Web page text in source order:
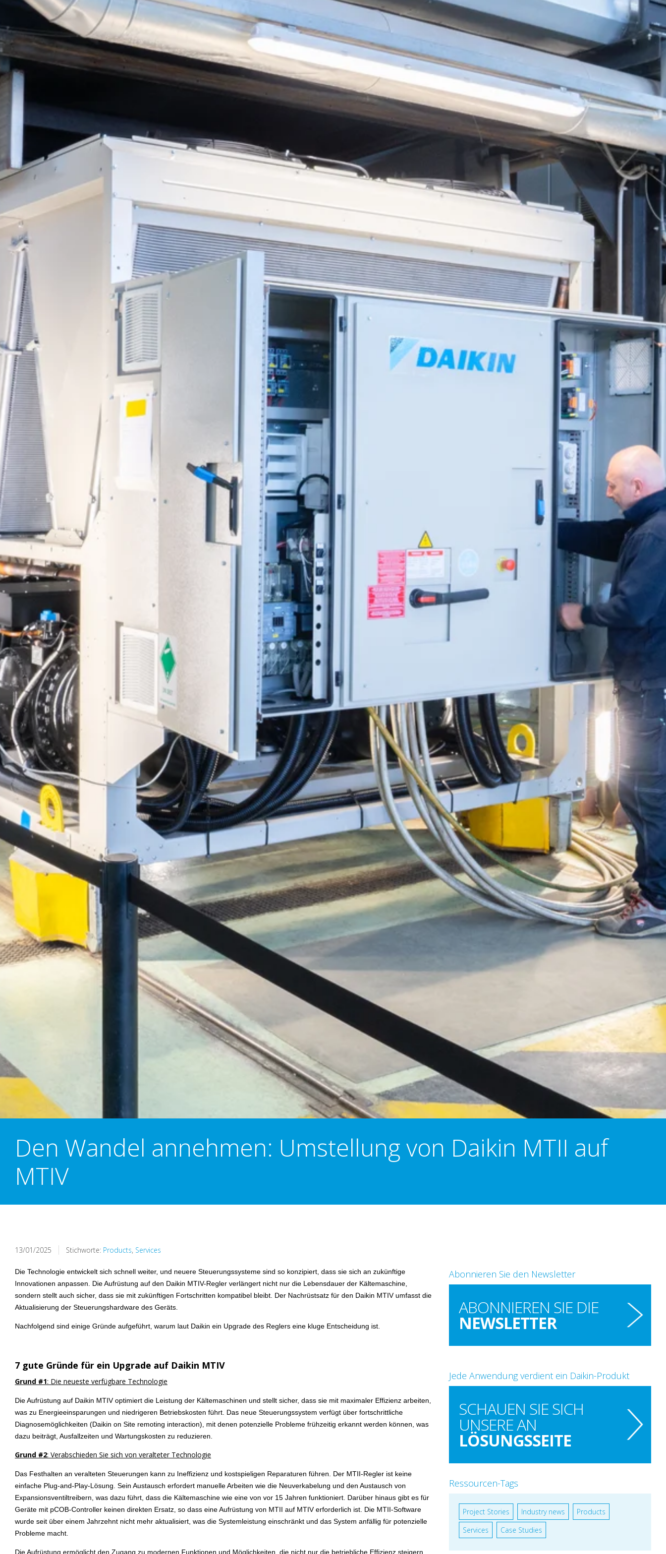
Den Wandel annehmen: Umstellung von Daikin MTII auf
MTIV
13/01/2025 Stichworte: Products, Services
Die Technologie entwickelt sich schnell weiter, und neuere Steuerungssysteme sind so konzipiert, dass sie sich an zukünftige
Innovationen anpassen. Die Aufrüstung auf den Daikin MTIV-Regler verlängert nicht nur die Lebensdauer der Kältemaschine,
sondern stellt auch sicher, dass sie mit zukünftigen Fortschritten kompatibel bleibt. Der Nachrüstsatz für den Daikin MTIV umfasst die
Aktualisierung der Steuerungshardware des Geräts.
Nachfolgend sind einige Gründe aufgeführt, warum laut Daikin ein Upgrade des Reglers eine kluge Entscheidung ist.
7 gute Gründe für ein Upgrade auf Daikin MTIV
Grund #1: Die neueste verfügbare Technologie
Die Aufrüstung auf Daikin MTIV optimiert die Leistung der Kältemaschinen und stellt sicher, dass sie mit maximaler Effizienz arbeiten,
was zu Energieeinsparungen und niedrigeren Betriebskosten führt. Das neue Steuerungssystem verfügt über fortschrittliche
Diagnosemöglichkeiten (Daikin on Site remoting interaction), mit denen potenzielle Probleme frühzeitig erkannt werden können, was
dazu beiträgt, Ausfallzeiten und Wartungskosten zu reduzieren.
Grund #2: Verabschieden Sie sich von veralteter Technologie
Das Festhalten an veralteten Steuerungen kann zu Ineffizienz und kostspieligen Reparaturen führen. Der MTII-Regler ist keine
einfache Plug-and-Play-Lösung. Sein Austausch erfordert manuelle Arbeiten wie die Neuverkabelung und den Austausch von
Expansionsventiltreibern, was dazu führt, dass die Kältemaschine wie eine von vor 15 Jahren funktioniert. Darüber hinaus gibt es für
Geräte mit pCOB-Controller keinen direkten Ersatz, so dass eine Aufrüstung von MTII auf MTIV erforderlich ist. Die MTII-Software
wurde seit über einem Jahrzehnt nicht mehr aktualisiert, was die Systemleistung einschränkt und das System anfällig für potenzielle
Probleme macht.
Die Aufrüstung ermöglicht den Zugang zu modernen Funktionen und Möglichkeiten, die nicht nur die betriebliche Effizienz steigern,
Abonnieren Sie den Newsletter
ABONNIEREN SIE DIE
NEWSLETTER
Jede Anwendung verdient ein Daikin-Produkt
SCHAUEN SIE SICH
UNSERE AN
LÖSUNGSSEITE
Ressourcen-Tags
Project Stories Industry news
Products
Services
Case Studies